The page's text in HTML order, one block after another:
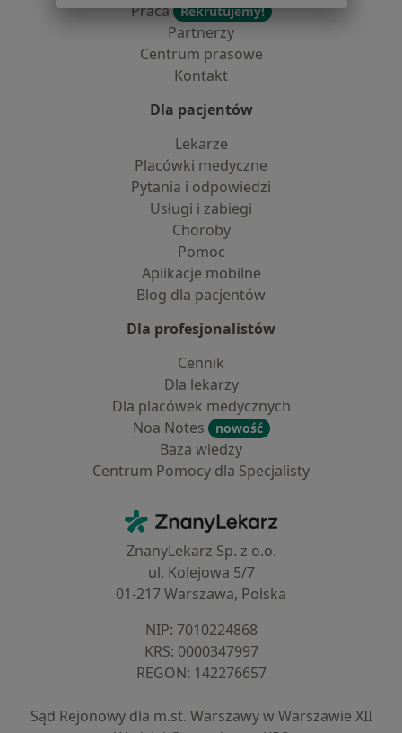
Praca Rekrutujemy!
Partnerzy
Centrum prasowe
Kontakt
Dla pacjentów
Lekarze
Placówki medyczne
Pytania i odpowiedzi
Usługi i zabiegi
Choroby
Pomoc
Aplikacje mobilne
Blog dla pacjentów
Dla profesjonalistów
Cennik
Dla lekarzy
Dla placówek medycznych
Noa Notes
nowość
Baza wiedzy
Centrum Pomocy dla Specjalisty
ZnanyLekarz - Strona główna
ZnanyLekarz Sp. z o.o.
ul. Kolejowa 5/7
01-217 Warszawa, Polska
NIP: ⁠7010224868
KRS: ⁠0000347997
REGON: ⁠142276657
Sąd Rejonowy dla m.st. Warszawy w Warszawie XII